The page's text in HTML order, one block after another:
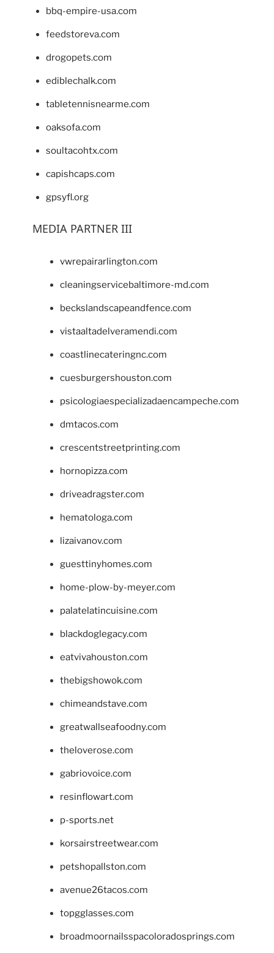
bbq-empire-usa.com
feedstoreva.com
drogopets.com
ediblechalk.com
tabletennisnearme.com
oaksofa.com
soultacohtx.com
capishcaps.com
gpsyfl.org
MEDIA PARTNER III
vwrepairarlington.com
cleaningservicebaltimore-md.com
beckslandscapeandfence.com
vistaaltadelveramendi.com
coastlinecateringnc.com
cuesburgershouston.com
psicologiaespecializadaencampeche.com
dmtacos.com
crescentstreetprinting.com
hornopizza.com
driveadragster.com
hematologa.com
lizaivanov.com
guesttinyhomes.com
home-plow-by-meyer.com
palatelatincuisine.com
blackdoglegacy.com
eatvivahouston.com
thebigshowok.com
chimeandstave.com
greatwallseafoodny.com
theloverose.com
gabriovoice.com
resinflowart.com
p-sports.net
korsairstreetwear.com
petshopallston.com
avenue26tacos.com
topgglasses.com
broadmoornailsspacoloradosprings.com